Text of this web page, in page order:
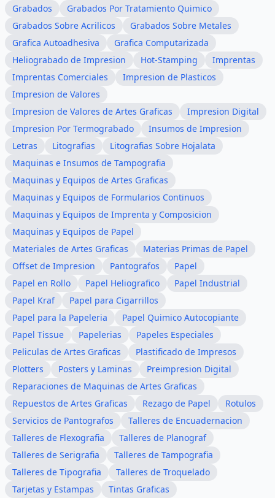
Grabados
Grabados Por Tratamiento Quimico
Grabados Sobre Acrilicos
Grabados Sobre Metales
Grafica Autoadhesiva
Grafica Computarizada
Heliograbado de Impresion
Hot-Stamping
Imprentas
Imprentas Comerciales
Impresion de Plasticos
Impresion de Valores
Impresion de Valores de Artes Graficas
Impresion Digital
Impresion Por Termograbado
Insumos de Impresion
Letras
Litografias
Litografias Sobre Hojalata
Maquinas e Insumos de Tampografia
Maquinas y Equipos de Artes Graficas
Maquinas y Equipos de Formularios Continuos
Maquinas y Equipos de Imprenta y Composicion
Maquinas y Equipos de Papel
Materiales de Artes Graficas
Materias Primas de Papel
Offset de Impresion
Pantografos
Papel
Papel en Rollo
Papel Heliografico
Papel Industrial
Papel Kraf
Papel para Cigarrillos
Papel para la Papeleria
Papel Quimico Autocopiante
Papel Tissue
Papelerias
Papeles Especiales
Peliculas de Artes Graficas
Plastificado de Impresos
Plotters
Posters y Laminas
Preimpresion Digital
Reparaciones de Maquinas de Artes Graficas
Repuestos de Artes Graficas
Rezago de Papel
Rotulos
Servicios de Pantografos
Talleres de Encuadernacion
Talleres de Flexografia
Talleres de Planograf
Talleres de Serigrafia
Talleres de Tampografia
Talleres de Tipografia
Talleres de Troquelado
Tarjetas y Estampas
Tintas Graficas